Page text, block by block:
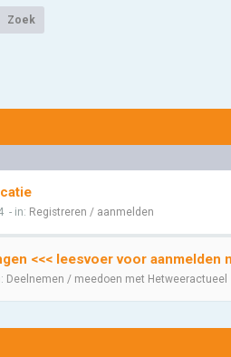
Zoek
- in: Registreren / aanmelden
<<< leesvoer voor aanmelden
Deelnemen / meedoen met Hetweeractueel